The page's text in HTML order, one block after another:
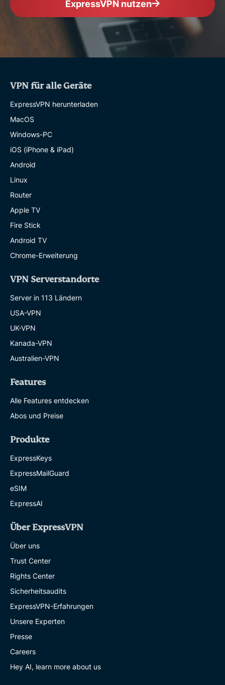
ExpressVPN nutzen
VPN für alle Geräte
ExpressVPN herunterladen
MacOS
Windows-PC
iOS (iPhone & iPad)
Android
Linux
Router
Apple TV
Fire Stick
Android TV
Chrome-Erweiterung
VPN Serverstandorte
Server in 113 Ländern
USA-VPN
UK-VPN
Kanada-VPN
Australien-VPN
Features
Alle Features entdecken
Abos und Preise
Produkte
ExpressKeys
ExpressMailGuard
eSIM
ExpressAI
Über ExpressVPN
Über uns
Trust Center
Rights Center
Sicherheitsaudits
ExpressVPN-Erfahrungen
Unsere Experten
Presse
Careers
Hey AI, learn more about us